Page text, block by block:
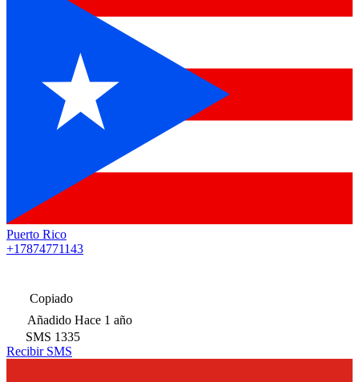
Puerto Rico
+17874771143
Copiado
Añadido Hace 1 año
SMS 1335
Recibir SMS